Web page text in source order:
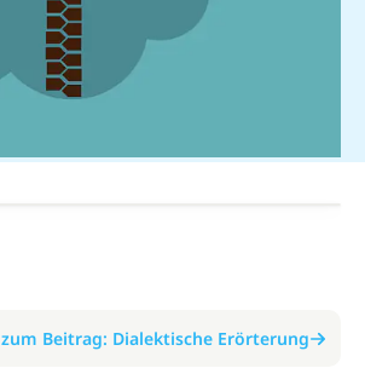
zum Beitrag: Dialektische Erörterung